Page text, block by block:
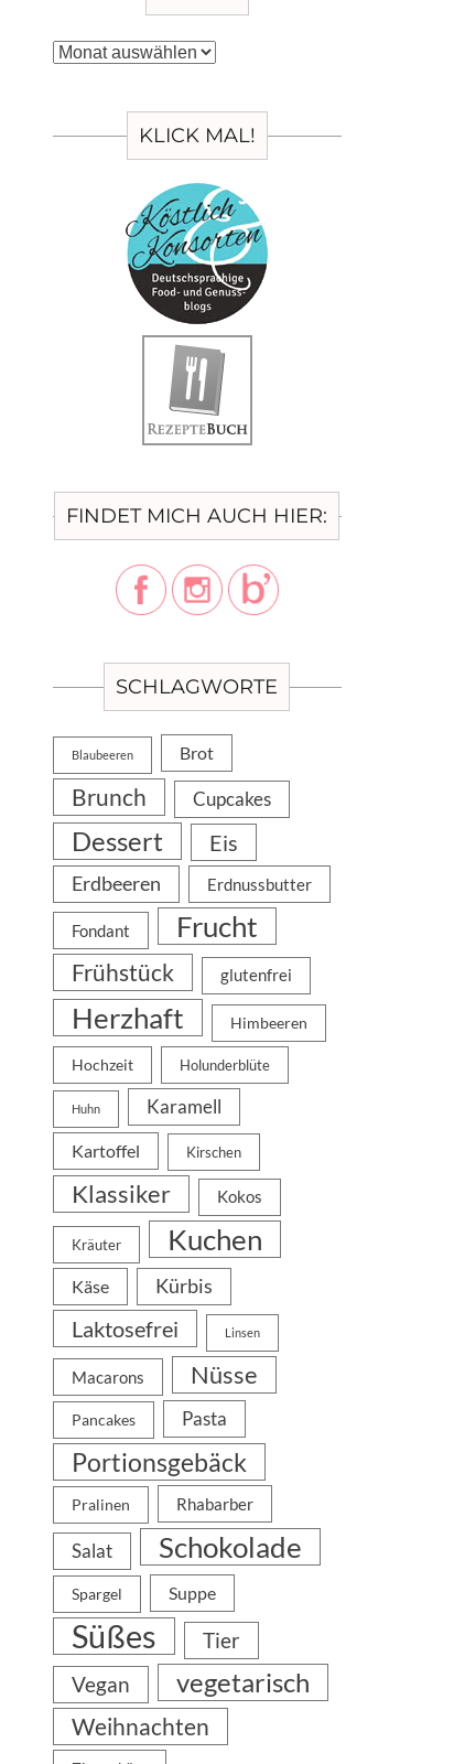
Archiv
KLICK MAL!
FINDET MICH AUCH HIER:
SCHLAGWORTE
Blaubeeren Brot
Brunch Cupcakes
Dessert Eis
Erdbeeren Erdnussbutter
Fondant Frucht
Frühstück glutenfrei
Herzhaft Himbeeren
Hochzeit Holunderblüte
Huhn Karamell
Kartoffel Kirschen
Klassiker Kokos
Kräuter Kuchen
Käse Kürbis
Laktosefrei Linsen
Macarons Nüsse
Pancakes Pasta
Portionsgebäck
Pralinen Rhabarber
Salat Schokolade
Spargel Suppe
Süßes
Tier
Vegan
vegetarisch
Weihnachten